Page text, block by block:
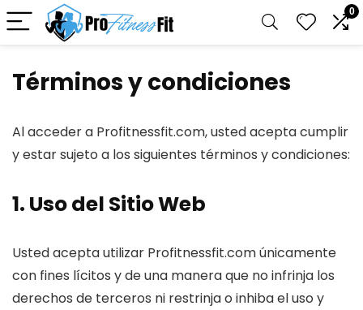
0
Términos y condiciones
Al acceder a Profitnessfit.com, usted acepta cumplir
y estar sujeto a los siguientes términos y condiciones:
1. Uso del Sitio Web
Usted acepta utilizar Profitnessfit.com únicamente
con fines lícitos y de una manera que no infrinja los
derechos de terceros ni restrinja o inhiba el uso y